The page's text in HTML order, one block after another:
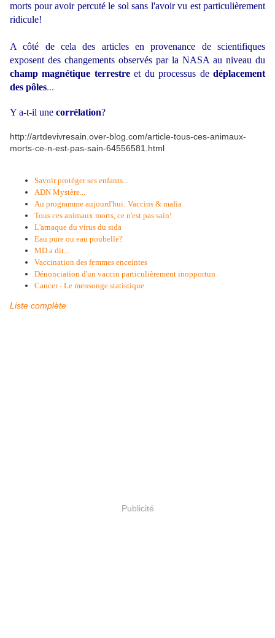
morts pour avoir percuté le sol sans l'avoir vu est particulièrement
ridicule!
A côté de cela des articles en provenance de scientifiques
exposent des changements observés par la NASA au niveau du
champ magnétique terrestreet du processus dedéplacement
des pôles...
Y a-t-il une corrélation?
http://artdevivresain.over-blog.com/article-tous-ces-animaux-
morts-ce-n-est-pas-sain-64556581.html
Savoir protéger ses enfants...
ADN Mystère...
Au programme aujourd'hui: Vaccins & mafia
Tous ces animaux morts, ce n'est pas sain!
L'arnaque du virus du sida
Eau pure ou eau poubelle?
MD a dit...
Vaccination des femmes enceintes
Dénonciation d'un vaccin particulièrement inopportun
Cancer - Le mensonge statistique
Liste complète
Publicité